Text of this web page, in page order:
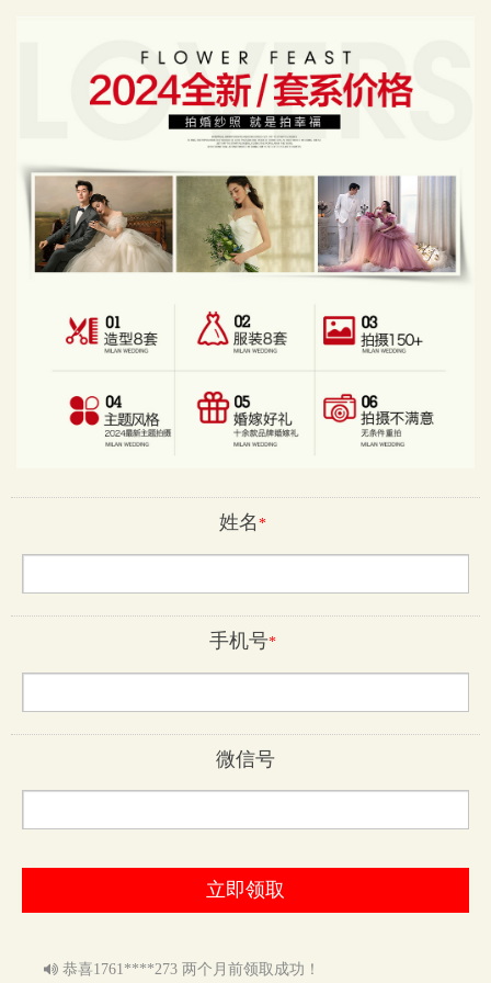
姓名 *
手机号*
微信号
恭喜1879****778 1周前领取成功！
恭喜1801****884 1个月前领取成功！
恭喜1590****810 1个月前领取成功！
恭喜1761****273 两个月前领取成功！